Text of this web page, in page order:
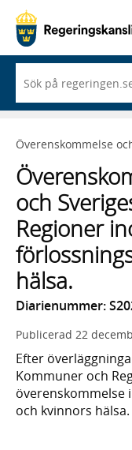
du
börjar
skriva
framträder
lista
med
sökförslag
Överenskommelse
och
Regioner
hälsa.
Diarienummer:
Publicerad 22
Efter
Kommuner och
och kvinnors hälsa.